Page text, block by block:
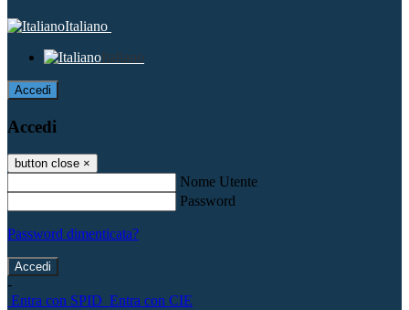
Italiano
Italiano
Accedi
Accedi
button close ×
Nome Utente
Password
Password dimenticata?
-
Entra con SPID Entra con CIE